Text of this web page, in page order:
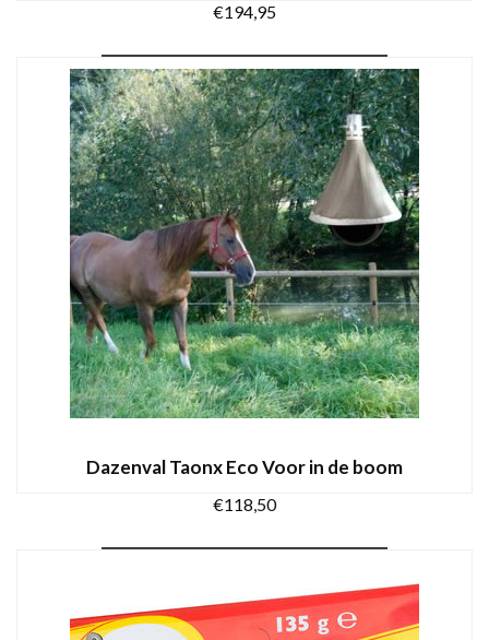
€194,95
TOEVOEGEN AAN WINKELWAGEN
Dazenval Taonx Eco Voor in de boom
€118,50